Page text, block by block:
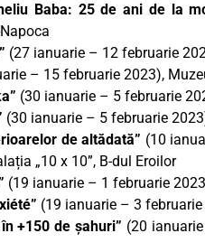
Baba: 25 de ani de la
(27 ianuarie – 12 februarie
– 15 februarie 2023),
(30 ianuarie – 5 februarie
(30 ianuarie – 5 februarie
de altădată” (10
„10 x 10”, B-dul Eroilor
(19 ianuarie – 1 februarie
(19 ianuarie – 3
+150 de şahuri” (20